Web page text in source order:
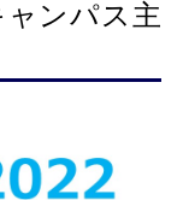
ンパス主